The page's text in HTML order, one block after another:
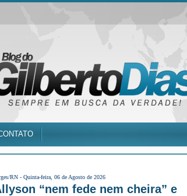
RN - Quinta-feira, 06 de Agosto de 2026
“nem fede nem cheira” e